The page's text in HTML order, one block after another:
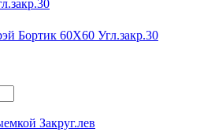
Бортик 60X60 Угл.закр.30